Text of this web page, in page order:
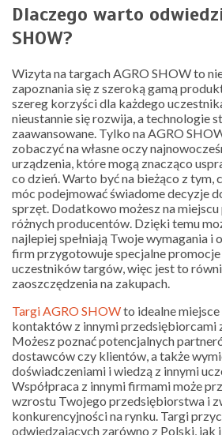
Dlaczego warto
SHOW?
Wizyta na targach AGRO SHOW to
zapoznania się z szeroką gamą
szereg korzyści dla każdego
nieustannie się rozwija, a technologie
zaawansowane. Tylko na AGRO
zobaczyć na własne oczy
urządzenia, które mogą znacząco
co dzień. Warto być na bieżąco z tym,
móc podejmować świadome decyzje
sprzęt. Dodatkowo możesz na
różnych producentów. Dzięki temu
najlepiej spełniają Twoje wymagania i
firm przygotowuje specjalne
uczestników targów, więc jest to
zaoszczędzenia na zakupach.
Targi AGRO SHOWto idealne
kontaktów z innymi przedsiębiorcami
Możesz poznać potencjalnych
dostawców czy klientów, a także
doświadczeniami i wiedzą z innymi
Współpraca z innymi firmami może
wzrostu Twojego przedsiębiorstwa i
konkurencyjności na rynku. Targi
odwiedzających zarówno z Polski, jak